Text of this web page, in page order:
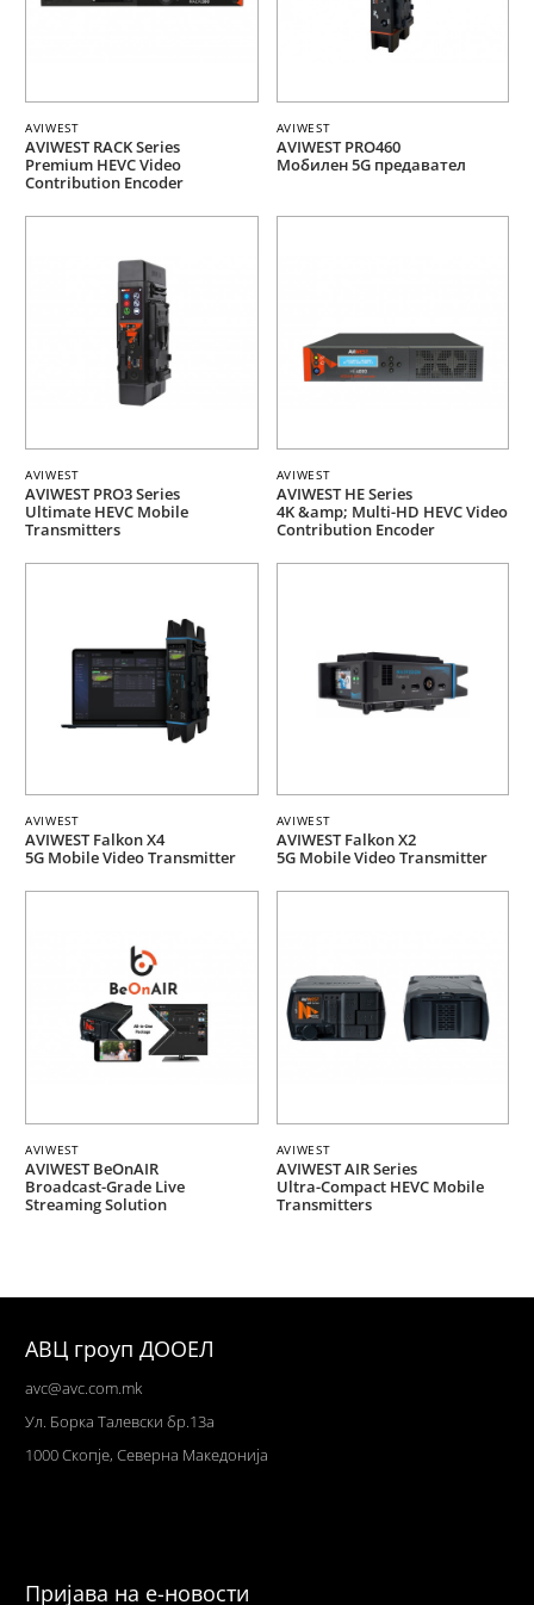
AVIWEST
AVIWEST RACK Series
Premium HEVC Video
Contribution Encoder
AVIWEST
AVIWEST PRO460
Мобилен 5G предавател
AVIWEST
AVIWEST PRO3 Series
Ultimate HEVC Mobile
Transmitters
AVIWEST
AVIWEST HE Series
4K &amp; Multi-HD HEVC Video
Contribution Encoder
AVIWEST
AVIWEST Falkon X4
5G Mobile Video Transmitter
AVIWEST
AVIWEST Falkon X2
5G Mobile Video Transmitter
AVIWEST
AVIWEST BeOnAIR
Broadcast-Grade Live
Streaming Solution
AVIWEST
AVIWEST AIR Series
Ultra-Compact HEVC Mobile
Transmitters
АВЦ гроуп ДООЕЛ
avc@avc.com.mk
Ул. Борка Талевски бр.13а
1000 Скопје, Северна Македонија
Пријава на е-новости